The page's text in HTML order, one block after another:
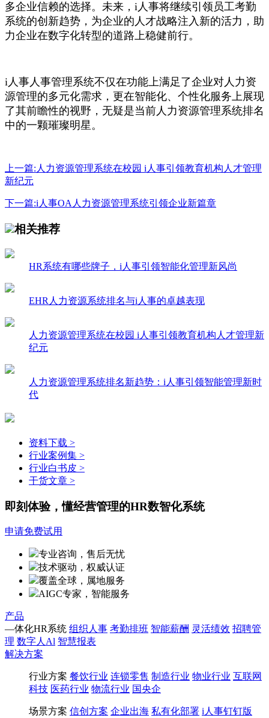
多企业信赖的选择。未来，i人事将继续引领 员工考勤
系统的创新趋势，为企业的人才战略注入新的活力，助
力企业在数字化转型的道路上稳健前行。
i人事人事管理系统不仅在功能上满足了企业对人力资
源管理的多元化需求，更在智能化、个性化服务上展现
了其前瞻性的视野，无疑是当前人力资源管理系统排名
中的一颗璀璨明星。
上一篇:人力资源管理系统在校园 i人事引领教育机构人才管理
新纪元
下一篇:i人事OA人力资源管理系统引领企业新篇章
相关推荐
HR系统有哪些牌子，i人事引领智能化管理新风尚
EHR人力资源系统排名与i人事的卓越表现
人力资源管理系统在校园 i人事引领教育机构人才管理新
纪元
人力资源管理系统排名新趋势：i人事引领智能管理新时
代
资料下载 >
行业案例集 >
行业白书皮 >
干货文章 >
即刻体验，懂经营管理的HR数智化系统
申请免费试用
专业咨询，售后无忧
技术驱动，权威认证
覆盖全球，属地服务
AIGC专家，智能服务
产品
—体化HR系统 组织人事 考勤排班 智能薪酬 灵活绩效 招聘管
理 数字人Al 智慧报表
解决方案
行业方案 餐饮行业 连锁零售 制造行业 物业行业 互联网
科技 医药行业 物流行业 国央企
场景方案 信创方案 企业出海 私有化部署 i人事钉钉版